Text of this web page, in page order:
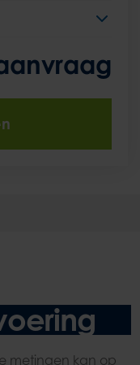
metingen kan op